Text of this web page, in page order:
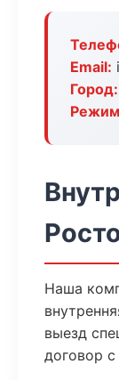
Email:
Город:
Наша
выезд
договор с